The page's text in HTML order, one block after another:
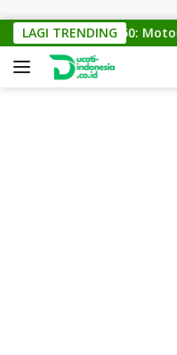
LAGI TRENDING
KTM Cross 150: Motor